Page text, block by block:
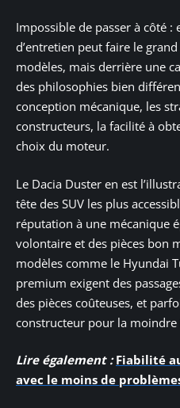
Impossible de passer à côté :
d’entretien peut faire le
modèles, mais derrière une
des philosophies bien
conception mécanique, les
constructeurs, la facilité à
choix du moteur.
Le Dacia Duster en est
tête des SUV les plus
réputation à une mécanique
volontaire et des pièces bon
modèles comme le Hyundai
premium exigent des
des pièces coûteuses, et
constructeur pour la
Lire également : Fiabilité
avec le moins de